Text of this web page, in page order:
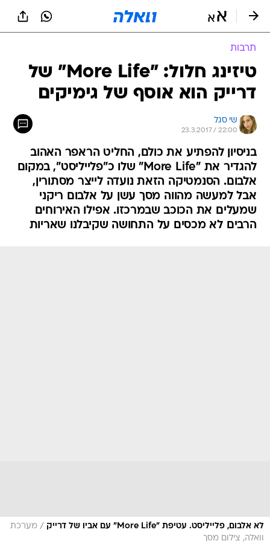
תרבות
טיזינג חלול: "More Life" של
דרייק הוא אוסף של גימיקים
שי סגל
23.3.2017 / 22:00
בניסיון להפתיע את כולם, החליט הראפר האהוב
להגדיר את "More Life" שלו כ"פלייליסט", במקום
אלבום. הסנמטיקה הזאת נועדה לייצר מסתורין,
אבל למעשה מהווה מסך עשן על אלבום ריקני
שמעלים את הכוכב שבמרכזו. אפילו האירוחים
הרבים לא מכסים על התחושה שקיבלנו שאריות
לא אלבום, פלייליסט. עטיפת "More Life" עם אביו של דרייק / מערכת
וואלה, צילום מסך